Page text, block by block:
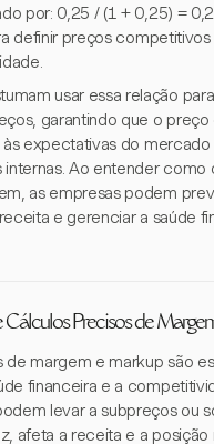
por: 0,25 / (1 + 0,25) =
definir preços competitivos
usar essa relação
garantindo que o preço
expectativas do mercado
internas. Ao entender como
as empresas podem
e gerenciar a saúde
Precisos de
de margem e markup são
financeira e a
levar a subpreços ou
afeta a receita e a posição